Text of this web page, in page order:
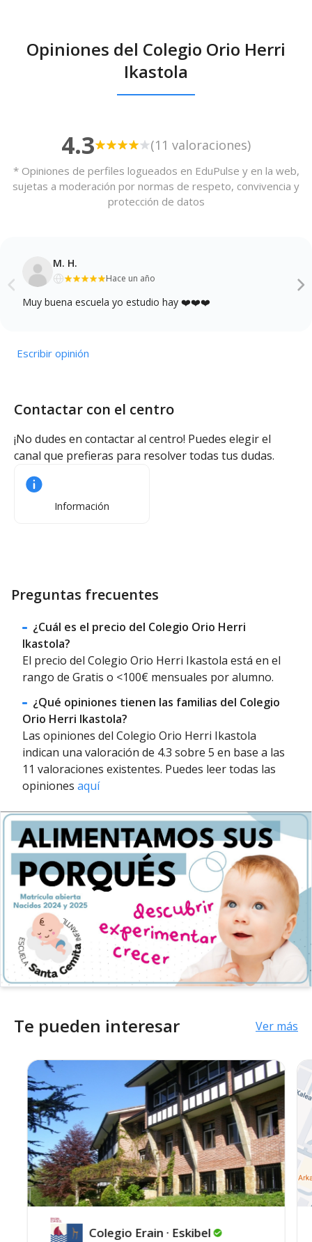
Opiniones del Colegio Orio Herri
Ikastola
4.3 (11 valoraciones)
* Opiniones de perfiles logueados en EduPulse y en la web,
sujetas a moderación por normas de respeto, convivencia y
protección de datos
M. H.
Hace un año
Muy buena escuela yo estudio hay ❤️❤️❤️
Escribir opinión
Contactar con el centro
¡No dudes en contactar al centro! Puedes elegir el
canal que prefieras para resolver todas tus dudas.
Información
Preguntas frecuentes
¿Cuál es el precio del Colegio Orio Herri
Ikastola?
El precio del Colegio Orio Herri Ikastola está en el
rango de Gratis o <100€ mensuales por alumno.
¿Qué opiniones tienen las familias del Colegio
Orio Herri Ikastola?
Las opiniones del Colegio Orio Herri Ikastola
indican una valoración de 4.3 sobre 5 en base a las
11 valoraciones existentes. Puedes leer todas las
opiniones aquí
Te pueden interesar Ver más
Colegio Erain · Eskibel